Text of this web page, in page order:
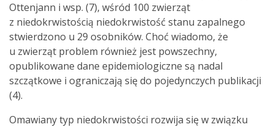
Ottenjann i wsp. (7), wśród 100 zwierząt
z niedokrwistością niedokrwistość stanu zapalnego
stwierdzono u 29 osobników. Choć wiadomo, że
u zwierząt problem również jest powszechny,
opublikowane dane epidemiologiczne są nadal
szczątkowe i ograniczają się do pojedynczych publikacji
(4).
Omawiany typ niedokrwistości rozwija się w związku